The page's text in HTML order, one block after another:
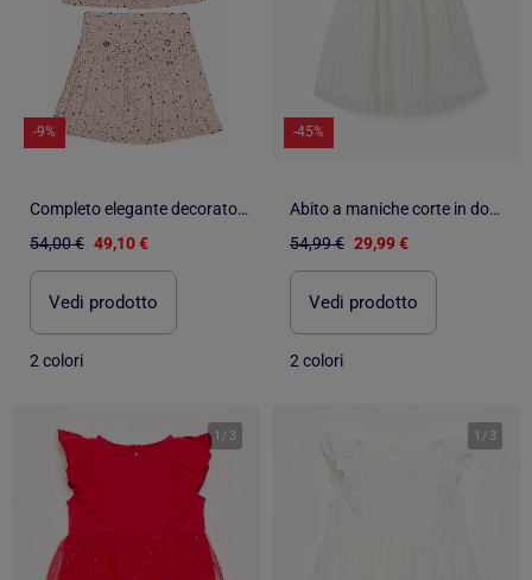
-9%
Completo elegante decorato con paillettes - Kids Star
54,00 € 49,10 €
Vedi prodotto
2 colori
-45%
Abito a maniche corte in doppio tessuto tweed e rete
54,99 € 29,99 €
Vedi prodotto
2 colori
1 / 3 1 / 3